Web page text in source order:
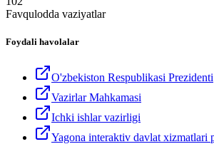
Favqulodda vaziyatlar
Foydali havolalar
O'zbekiston Respublikasi Prezidenti
Vazirlar Mahkamasi
Ichki ishlar vazirligi
Yagona interaktiv davlat xizmatlari